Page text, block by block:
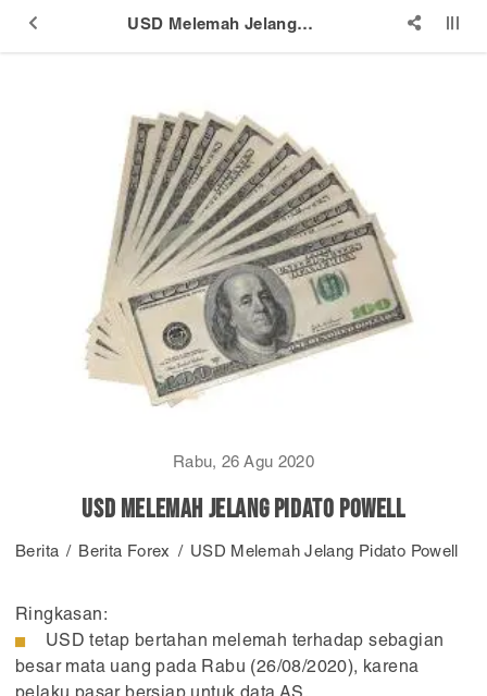
USD Melemah Jelang Pidato Powell
Rabu, 26 Agu 2020
USD Melemah Jelang Pidato Powell
Berita Berita Forex USD Melemah Jelang Pidato Powell
Ringkasan:
USD tetap bertahan melemah terhadap sebagian
besar mata uang pada Rabu (26/08/2020), karena